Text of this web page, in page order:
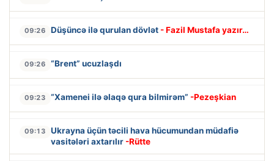
09:26 Düşüncə ilə qurulan dövlət - Fazil Mustafa yazır…
09:26 “Brent” ucuzlaşdı
09:23 “Xamenei ilə əlaqə qura bilmirəm” -Pezeşkian
09:13
Ukrayna üçün təcili hava hücumundan müdafiə
vasitələri axtarılır -Rütte